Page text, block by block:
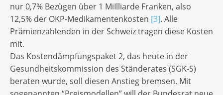
nur 0,7% Bezügen über 1 MiIlliarde Franken, also
12,5% der OKP-Medikamentenkosten [3]. Alle
Prämienzahlenden in der Schweiz tragen diese Kosten
mit.
Das Kostendämpfungspaket 2, das heute in der
Gesundheitskommission des Ständerates (SGK-S)
beraten wurde, soll diesen Anstieg bremsen. Mit